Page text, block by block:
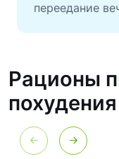
переедание
Рационы